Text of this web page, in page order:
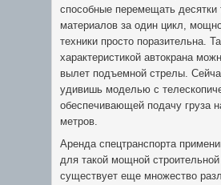
способные перемещать десятки
материалов за один цикл,
техники просто поразительна.
характеристикой автокрана
вылет подъемной стрелы.
удивишь моделью с
обеспечивающей подачу груза
метров.
Аренда спецтранспорта
для такой мощной
существует еще множество